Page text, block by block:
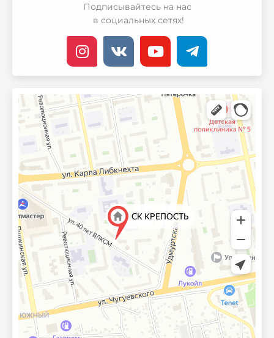
Подписывайтесь на нас
в социальных сетях!